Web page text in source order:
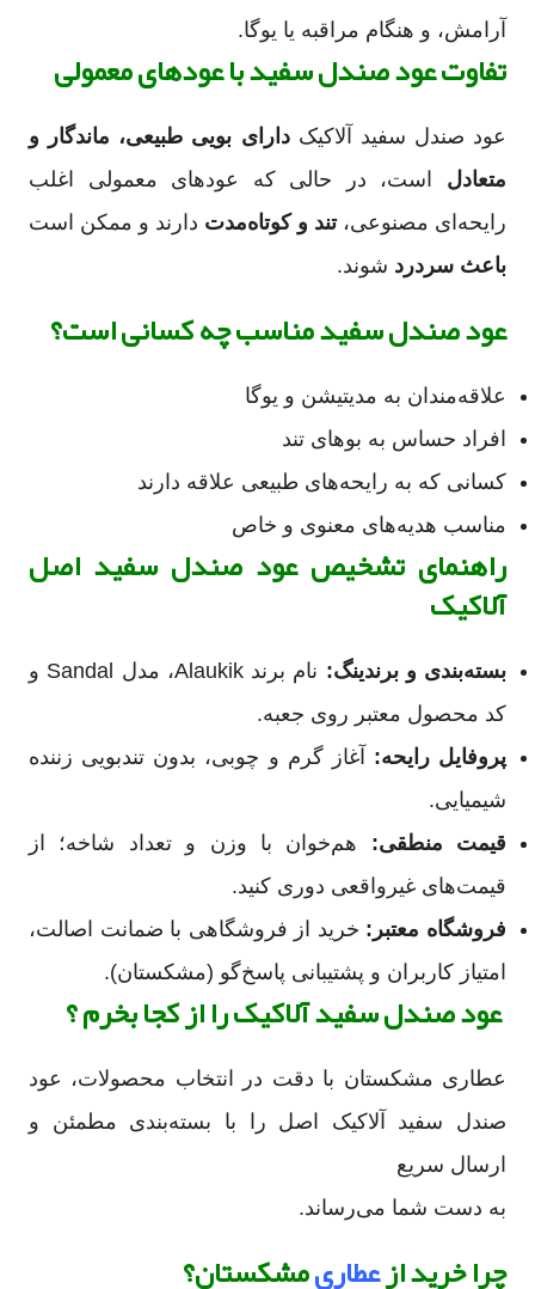
آرامش، و هنگام مراقبه یا یوگا.
تفاوت عود صندل سفید با عودهای معمولی
عود صندل سفید آلاکیکدارای بویی طبیعی، ماندگار و
متعادل است، در حالی که عودهای معمولی اغلب
رایحه‌ای مصنوعی، تند و کوتاه‌مدت دارند و ممکن است
باعث سردرد شوند.
عود صندل سفید مناسب چه کسانی است؟
علاقه‌مندان به مدیتیشن و یوگا
افراد حساس به بوهای تند
کسانی که به رایحه‌های طبیعی علاقه دارند
مناسب هدیه‌های معنوی و خاص
راهنمای تشخیص عود صندل سفید اصل
آلاکیک
بسته‌بندی و برندینگ:
نام برند Alaukik، مدل Sandal و
کد محصول معتبر روی جعبه.
پروفایل رایحه: آغاز گرم و چوبی، بدون تندبو‌یی زننده
شیمیایی.
قیمت منطقی: هم‌خوان با وزن و تعداد شاخه؛ از
قیمت‌های غیرواقعی دوری کنید.
فروشگاه معتبر: خرید از فروشگاهی با ضمانت اصالت،
امتیاز کاربران و پشتیبانی پاسخ‌گو (مشکستان).
عود صندل سفید آلاکیک را از کجا بخرم ؟
عطاری مشکستان با دقت در انتخاب محصولات، عود
صندل سفید آلاکیک اصل را با بسته‌بندی مطمئن و
ارسال سریع
به دست شما می‌رساند.
چرا خرید ازعطاریمشکستان؟